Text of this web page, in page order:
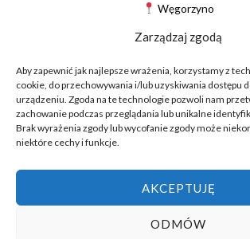
Zarządzaj zgodą
Aby zapewnić jak najlepsze wrażenia, korzystamy z
cookie, do przechowywania i/lub uzyskiwania dostępu
urządzeniu. Zgoda na te technologie pozwoli nam
zachowanie podczas przeglądania lub unikalne
Brak wyrażenia zgody lub wycofanie zgody może
niektóre cechy i funkcje.
AKCEPTUJĘ
ODMÓW
Węgorzyno
Gryfice
Świdwin
Białogard